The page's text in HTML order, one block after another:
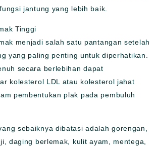
jantung yang lebih baik.
Tinggi
menjadi salah satu pantangan setelah
yang paling penting untuk diperhatikan.
secara berlebihan dapat
kolesterol LDL atau kolesterol jahat
pembentukan plak pada pembuluh
sebaiknya dibatasi adalah gorengan,
daging berlemak, kulit ayam, mentega,